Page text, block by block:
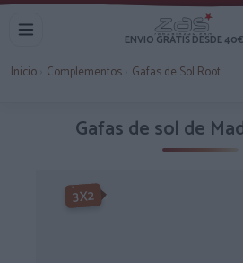
ENVIO GRATIS DESDE 40€
Inicio Complementos Gafas de Sol Root
Gafas de sol de
-3X2%
3X2